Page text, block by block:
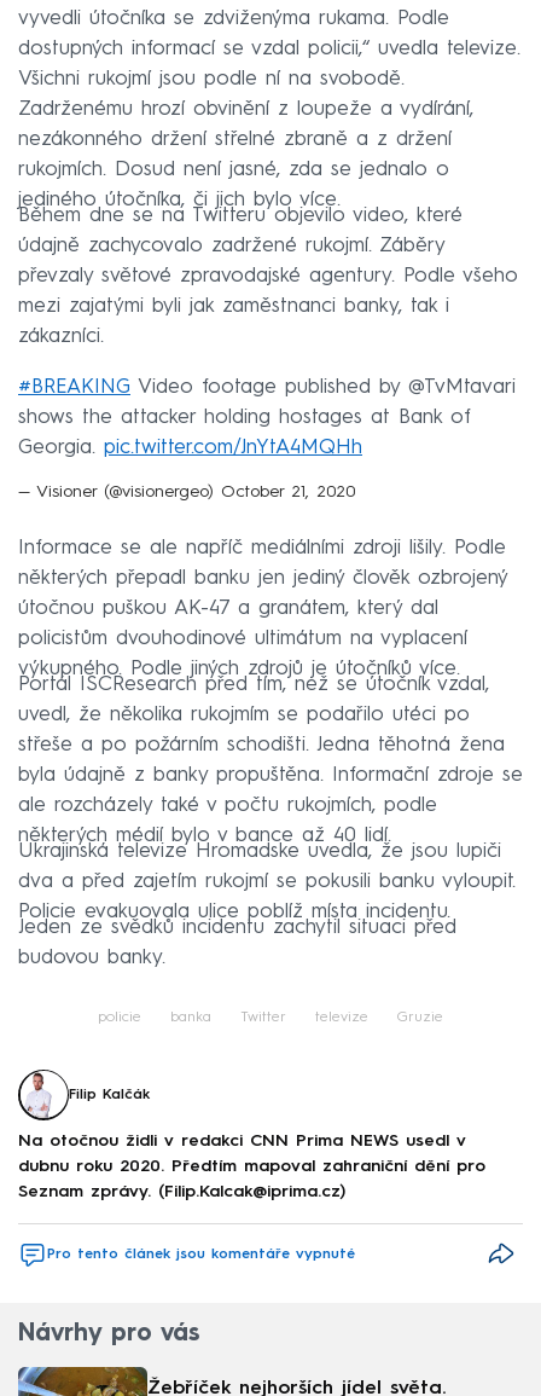
vyvedli útočníka se zdviženýma rukama. Podle
dostupných informací se vzdal policii,“ uvedla televize.
Všichni rukojmí jsou podle ní na svobodě.
Zadrženému hrozí obvinění z loupeže a vydírání,
nezákonného držení střelné zbraně a z držení
rukojmích. Dosud není jasné, zda se jednalo o
jediného útočníka, či jich bylo více.
Během dne se na Twitteru objevilo video, které
údajně zachycovalo zadržené rukojmí. Záběry
převzaly světové zpravodajské agentury. Podle všeho
mezi zajatými byli jak zaměstnanci banky, tak i
zákazníci.
#BREAKING Video footage published by @TvMtavari
shows the attacker holding hostages at Bank of
Georgia. pic.twitter.com/JnYtA4MQHh
— Visioner (@visionergeo) October 21, 2020
Informace se ale napříč mediálními zdroji lišily. Podle
některých přepadl banku jen jediný člověk ozbrojený
útočnou puškou AK-47 a granátem, který dal
policistům dvouhodinové ultimátum na vyplacení
výkupného. Podle jiných zdrojů je útočníků více.
Portál ISCResearch před tím, než se útočník vzdal,
uvedl, že několika rukojmím se podařilo utéci po
střeše a po požárním schodišti. Jedna těhotná žena
byla údajně z banky propuštěna. Informační zdroje se
ale rozcházely také v počtu rukojmích, podle
některých médií bylo v bance až 40 lidí.
Ukrajinská televize Hromadske uvedla, že jsou lupiči
dva a před zajetím rukojmí se pokusili banku vyloupit.
Policie evakuovala ulice poblíž místa incidentu.
Jeden ze svědků incidentu zachytil situaci před
budovou banky.
policie banka Twitter televize Gruzie
Filip Kalčák
Na otočnou židli v redakci CNN Prima NEWS usedl v
dubnu roku 2020. Předtím mapoval zahraniční dění pro
Seznam zprávy. (Filip.Kalcak@iprima.cz)
Pro tento článek jsou komentáře vypnuté
Návrhy pro vás
Žebříček nejhorších jídel světa.